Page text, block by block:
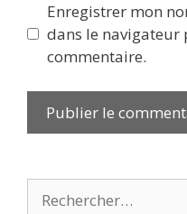
Enregistrer mon
dans le
commentaire.